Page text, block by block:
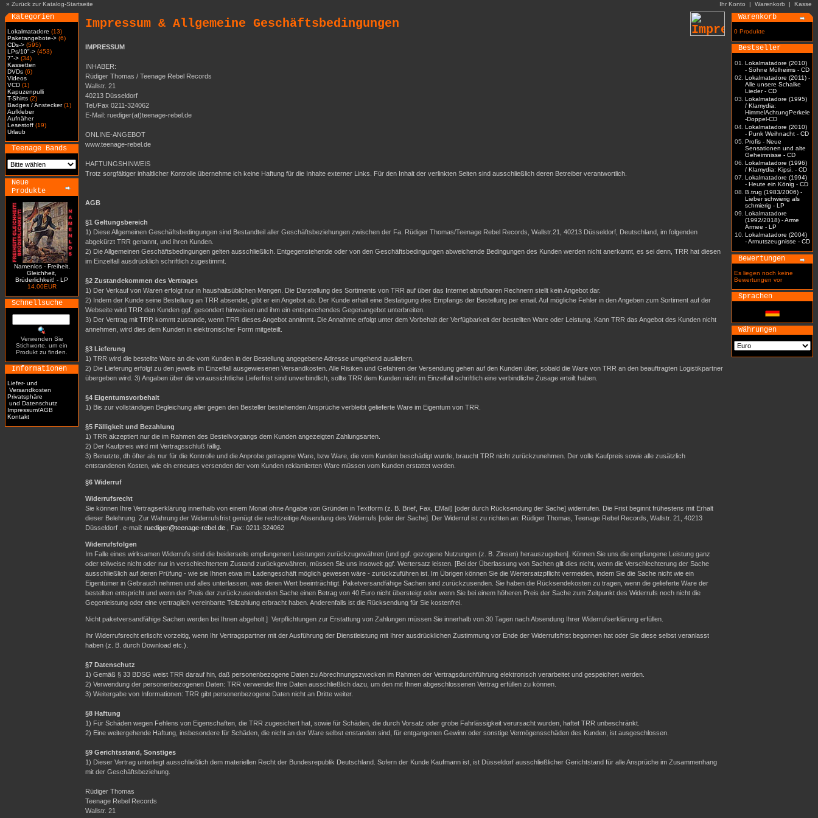
» Zurück zur Katalog-Startseite Ihr Konto | Warenkorb | Kasse
Kategorien
Lokalmatadore (13)
Paketangebote-> (6)
CDs-> (595)
LPs/10"-> (453)
7"-> (34)
Kassetten
DVDs (6)
Videos
VCD (1)
Kapuzenpulli
T-Shirts (2)
Badges / Anstecker(1)
Aufkleber
Aufnäher
Lesestoff (19)
Urlaub
Teenage Bands
Neue
Produkte
Namenlos - Freiheit,
Gleichheit,
Brüderlichkeit! - LP
14.00EUR
Schnellsuche
Verwenden Sie
Stichworte, um ein
Produkt zu finden.
Informationen
Liefer- und
Versandkosten
Privatsphäre
und Datenschutz
Impressum/AGB
Kontakt
Impressum & Allgemeine Geschäftsbedingungen
IMPRESSUM
INHABER:
Rüdiger Thomas / Teenage Rebel Records
Wallstr. 21
40213 Düsseldorf
Tel./Fax 0211-324062
E-Mail: ruediger(at)teenage-rebel.de
ONLINE-ANGEBOT
www.teenage-rebel.de
HAFTUNGSHINWEIS
Trotz sorgfältiger inhaltlicher Kontrolle übernehme ich keine Haftung für die Inhalte externer Links. Für den Inhalt der verlinkten Seiten sind ausschließlich deren Betreiber verantwortlich.
AGB
§1 Geltungsbereich
1) Diese Allgemeinen Geschäftsbedingungen sind Bestandteil aller Geschäftsbeziehungen zwischen der Fa. Rüdiger Thomas/Teenage Rebel Records, Wallstr.21, 40213 Düsseldorf, Deutschland, im folgenden
abgekürzt TRR genannt, und ihren Kunden.
2) Die Allgemeinen Geschäftsbedingungen gelten ausschließlich. Entgegenstehende oder von den Geschäftsbedingungen abweichende Bedingungen des Kunden werden nicht anerkannt, es sei denn, TRR hat diesen
im Einzelfall ausdrücklich schriftlich zugestimmt.
§2 Zustandekommen des Vertrages
1) Der Verkauf von Waren erfolgt nur in haushaltsüblichen Mengen. Die Darstellung des Sortiments von TRR auf über das Internet abrufbaren Rechnern stellt kein Angebot dar.
2) Indem der Kunde seine Bestellung an TRR absendet, gibt er ein Angebot ab. Der Kunde erhält eine Bestätigung des Empfangs der Bestellung per email. Auf mögliche Fehler in den Angeben zum Sortiment auf der
Webseite wird TRR den Kunden ggf. gesondert hinweisen und ihm ein entsprechendes Gegenangebot unterbreiten.
3) Der Vertrag mit TRR kommt zustande, wenn TRR dieses Angebot annimmt. Die Annahme erfolgt unter dem Vorbehalt der Verfügbarkeit der bestellten Ware oder Leistung. Kann TRR das Angebot des Kunden nicht
annehmen, wird dies dem Kunden in elektronischer Form mitgeteilt.
§3 Lieferung
1) TRR wird die bestellte Ware an die vom Kunden in der Bestellung angegebene Adresse umgehend ausliefern.
2) Die Lieferung erfolgt zu den jeweils im Einzelfall ausgewiesenen Versandkosten. Alle Risiken und Gefahren der Versendung gehen auf den Kunden über, sobald die Ware von TRR an den beauftragten Logistikpartner
übergeben wird. 3) Angaben über die voraussichtliche Lieferfrist sind unverbindlich, sollte TRR dem Kunden nicht im Einzelfall schriftlich eine verbindliche Zusage erteilt haben.
§4 Eigentumsvorbehalt
1) Bis zur vollständigen Begleichung aller gegen den Besteller bestehenden Ansprüche verbleibt gelieferte Ware im Eigentum von TRR.
§5 Fälligkeit und Bezahlung
1) TRR akzeptiert nur die im Rahmen des Bestellvorgangs dem Kunden angezeigten Zahlungsarten.
2) Der Kaufpreis wird mit Vertragsschluß fällig.
3) Benutzte, dh öfter als nur für die Kontrolle und die Anprobe getragene Ware, bzw Ware, die vom Kunden beschädigt wurde, braucht TRR nicht zurückzunehmen. Der volle Kaufpreis sowie alle zusätzlich
entstandenen Kosten, wie ein erneutes versenden der vom Kunden reklamierten Ware müssen vom Kunden erstattet werden.
§6 Widerruf
Widerrufsrecht
Sie können Ihre Vertragserklärung innerhalb von einem Monat ohne Angabe von Gründen in Textform (z. B. Brief, Fax, E­Mail) [oder durch Rücksendung der Sache] widerrufen. Die Frist beginnt frühestens mit Erhalt
dieser Belehrung. Zur Wahrung der Widerrufsfrist genügt die rechtzeitige Absendung des Widerrufs [oder der Sache]. Der Widerruf ist zu richten an: Rüdiger Thomas, Teenage Rebel Records, Wallstr. 21, 40213
Düsseldorf . e-mail: ruediger@teenage-rebel.de , Fax: 0211-324062
Widerrufsfolgen
Im Falle eines wirksamen Widerrufs sind die beiderseits empfangenen Leistungen zurückzugewähren [und ggf. gezogene Nutzungen (z. B. Zinsen) herauszugeben]. Können Sie uns die empfangene Leistung ganz
oder teilweise nicht oder nur in verschlechtertem Zustand zurückgewähren, müssen Sie uns insoweit ggf. Wertersatz leisten. [Bei der Überlassung von Sachen gilt dies nicht, wenn die Verschlechterung der Sache
ausschließlich auf deren Prüfung - wie sie Ihnen etwa im Ladengeschäft möglich gewesen wäre - zurückzuführen ist. Im Übrigen können Sie die Wertersatzpflicht vermeiden, indem Sie die Sache nicht wie ein
Eigentümer in Gebrauch nehmen und alles unterlassen, was deren Wert beeinträchtigt. Paketversandfähige Sachen sind zurückzusenden. Sie haben die Rücksendekosten zu tragen, wenn die gelieferte Ware der
bestellten entspricht und wenn der Preis der zurückzusendenden Sache einen Betrag von 40 Euro nicht übersteigt oder wenn Sie bei einem höheren Preis der Sache zum Zeitpunkt des Widerrufs noch nicht die
Gegenleistung oder eine vertraglich vereinbarte Teilzahlung erbracht haben. Anderenfalls ist die Rücksendung für Sie kostenfrei.
Nicht paketversandfähige Sachen werden bei Ihnen abgeholt.] Verpflichtungen zur Erstattung von Zahlungen müssen Sie innerhalb von 30 Tagen nach Absendung Ihrer Widerrufserklärung erfüllen.
Ihr Widerrufsrecht erlischt vorzeitig, wenn Ihr Vertragspartner mit der Ausführung der Dienstleistung mit Ihrer ausdrücklichen Zustimmung vor Ende der Widerrufsfrist begonnen hat oder Sie diese selbst veranlasst
haben (z. B. durch Download etc.).
§7 Datenschutz
1) Gemäß § 33 BDSG weist TRR darauf hin, daß personenbezogene Daten zu Abrechnungszwecken im Rahmen der Vertragsdurchführung elektronisch verarbeitet und gespeichert werden.
2) Verwendung der personenbezogenen Daten: TRR verwendet Ihre Daten ausschließlich dazu, um den mit Ihnen abgeschlossenen Vertrag erfüllen zu können.
3) Weitergabe von Informationen: TRR gibt personenbezogene Daten nicht an Dritte weiter.
§8 Haftung
1) Für Schäden wegen Fehlens von Eigenschaften, die TRR zugesichert hat, sowie für Schäden, die durch Vorsatz oder grobe Fahrlässigkeit verursacht wurden, haftet TRR unbeschränkt.
2) Eine weitergehende Haftung, insbesondere für Schäden, die nicht an der Ware selbst enstanden sind, für entgangenen Gewinn oder sonstige Vermögensschäden des Kunden, ist ausgeschlossen.
§9 Gerichtsstand, Sonstiges
1) Dieser Vertrag unterliegt ausschließlich dem materiellen Recht der Bundesrepublik Deutschland. Sofern der Kunde Kaufmann ist, ist Düsseldorf ausschließlicher Gerichtstand für alle Ansprüche im Zusammenhang
mit der Geschäftsbeziehung.
Rüdiger Thomas
Teenage Rebel Records
Wallstr. 21
Warenkorb
0 Produkte
Bestseller
01.
Lokalmatadore (2010)
- Söhne Mülheims - CD
02. Lokalmatadore (2011) -
Alle unsere Schalke
Lieder - CD
03. Lokalmatadore (1995)
/ Klamydia:
HimmelAchtungPerkele
-Doppel-CD
04. Lokalmatadore (2010)
- Punk Weihnacht - CD
05. Profis - Neue
Sensationen und alte
Geheimnisse - CD
06. Lokalmatadore (1996)
/ Klamydia: Kipsi. - CD
07. Lokalmatadore (1994)
- Heute ein König - CD
08. B.trug (1983/2006) -
Lieber schwierig als
schmierig - LP
09. Lokalmatadore
(1992/2018) - Arme
Armee - LP
10. Lokalmatadore (2004)
- Armutszeugnisse - CD
Bewertungen
Es liegen noch keine
Bewertungen vor
Sprachen
Währungen